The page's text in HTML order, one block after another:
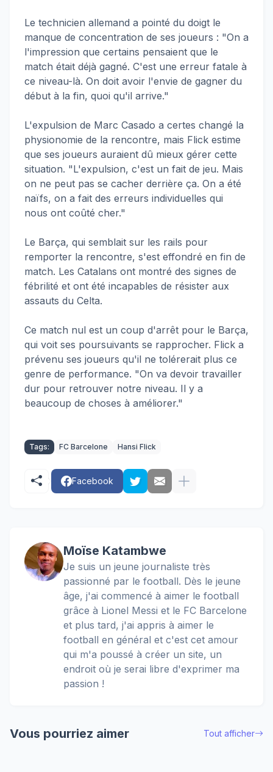
Le technicien allemand a pointé du doigt le
manque de concentration de ses joueurs : "On a
l'impression que certains pensaient que le
match était déjà gagné. C'est une erreur fatale à
ce niveau-là. On doit avoir l'envie de gagner du
début à la fin, quoi qu'il arrive."
L'expulsion de Marc Casado a certes changé la
physionomie de la rencontre, mais Flick estime
que ses joueurs auraient dû mieux gérer cette
situation. "L'expulsion, c'est un fait de jeu. Mais
on ne peut pas se cacher derrière ça. On a été
naïfs, on a fait des erreurs individuelles qui
nous ont coûté cher."
Le Barça, qui semblait sur les rails pour
remporter la rencontre, s'est effondré en fin de
match. Les Catalans ont montré des signes de
fébrilité et ont été incapables de résister aux
assauts du Celta.
Ce match nul est un coup d'arrêt pour le Barça,
qui voit ses poursuivants se rapprocher. Flick a
prévenu ses joueurs qu'il ne tolérerait plus ce
genre de performance. "On va devoir travailler
dur pour retrouver notre niveau. Il y a
beaucoup de choses à améliorer."
Tags: FC Barcelone Hansi Flick
Facebook
Moïse Katambwe
Je suis un jeune journaliste très
passionné par le football. Dès le jeune
âge, j'ai commencé à aimer le football
grâce à Lionel Messi et le FC Barcelone
et plus tard, j'ai appris à aimer le
football en général et c'est cet amour
qui m'a poussé à créer un site, un
endroit où je serai libre d'exprimer ma
passion !
Vous pourriez aimer Tout afficher